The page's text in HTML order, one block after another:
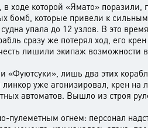
в ходе которой «Ямато»
бомб, которые привели к
упала до 12 узлов. В это
сразу же потерял ход, его
лишили экипаж возможности
лишь два этих
уже агонизировал, крен
автоматов. Вышло из строя
огнем: персонал